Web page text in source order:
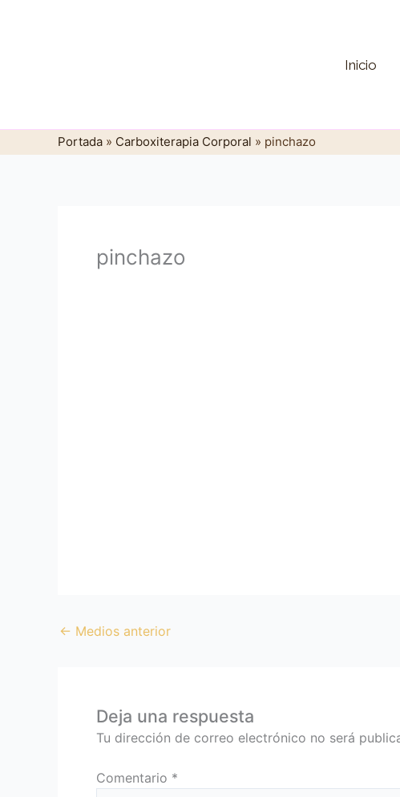
Inicio
Portada » Carboxiterapia Corporal » pinchazo
pinchazo
← Medios anterior
Deja una respuesta
Tu dirección de correo electrónico no será
Comentario *